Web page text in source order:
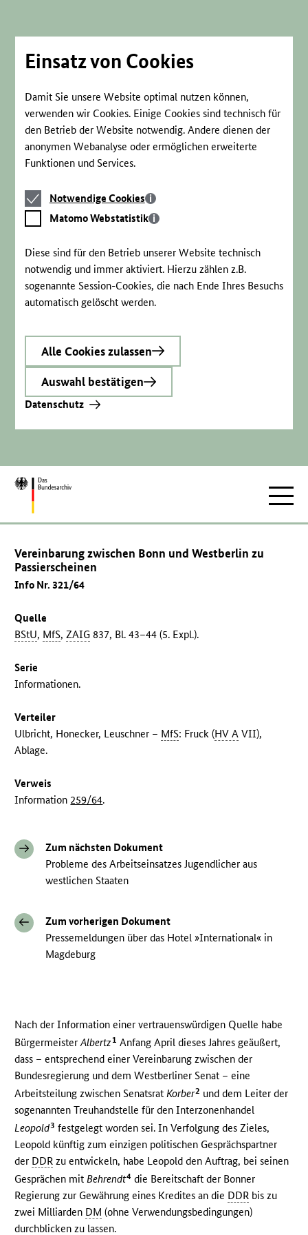
Einsatz von Cookies
Damit Sie unsere Website optimal nutzen können,
verwenden wir Cookies. Einige Cookies sind technisch für
den Betrieb der Website notwendig. Andere dienen der
anonymen Webanalyse oder ermöglichen erweiterte
Funktionen und Services.
Notwendige
Cookies
Notwendige Cookies
Matomo
Webstatistik
Matomo Webstatistik
Diese sind für den Betrieb unserer Website technisch
notwendig und immer aktiviert. Hierzu zählen z.B.
sogenannte Session-Cookies, die nach Ende Ihres Besuchs
automatisch gelöscht werden.
Alle Cookies zulassen
Auswahl bestätigen
Datenschutz
Zur
Vereinbarung zwischen Bonn und Westberlin zu
Passierscheinen
Info Nr. 321/64
Quelle
BStU, MfS,ZAIG 837, Bl. 43–44 (5. Expl.).
Serie
Informationen.
Verteiler
Ulbricht, Honecker, Leuschner – MfS: Fruck (HV A VII),
Ablage.
Verweis
Information 259/64.
Zum nächsten Dokument
Probleme des Arbeitseinsatzes Jugendlicher aus
westlichen Staaten
Zum vorherigen Dokument
Pressemeldungen über das Hotel »International« in
Magdeburg
Nach der Information einer vertrauenswürdigen Quelle habe
BürgermeisterAlbertz1 Anfang April dieses Jahres geäußert,
dass – entsprechend einer Vereinbarung zwischen der
Bundesregierung und dem Westberliner Senat – eine
Arbeitsteilung zwischen SenatsratKorber2 und dem Leiter der
sogenannten Treuhandstelle für den Interzonenhandel
Leopold3 festgelegt worden sei. In Verfolgung des Zieles,
Leopold künftig zum einzigen politischen Gesprächspartner
der DDR zu entwickeln, habe Leopold den Auftrag, bei seinen
Gesprächen mit Behrendt4 die Bereitschaft der Bonner
Regierung zur Gewährung eines Kredites an die DDR bis zu
zwei Milliarden DM (ohne Verwendungsbedingungen)
durchblicken zu lassen.